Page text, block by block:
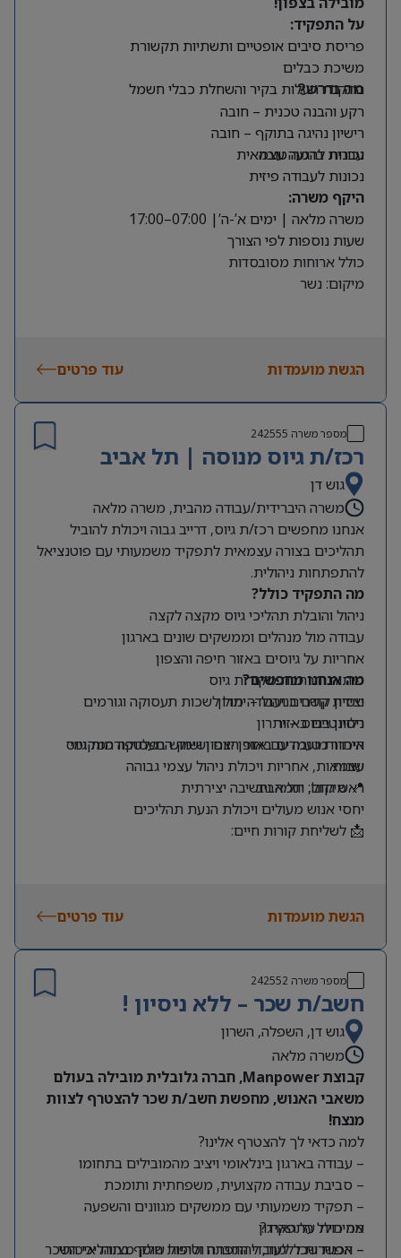
על התפקיד:
פריסת סיבים אופטיים ותשתיות תקשורת
משיכת כבלים
התקנת תעלות בקיר והשחלת כבלי חשמל
מה נדרש?
רקע והבנה טכנית – חובה
רישיון נהיגה בתוקף – חובה
עברית ברמה טובה
נכונות להגעה עצמאית
נכונות לעבודה פיזית
היקף משרה:
משרה מלאה | ימים א’-ה’| 07:00–17:00
שעות נוספות לפי הצורך
כולל ארוחות מסובסדות
מיקום: נשר
הגשת מועמדות עוד פרטים
מספר משרה 242555
רכז/ת גיוס מנוסה | תל אביב
גוש דן
משרה היברידית/עבודה מהבית, משרה מלאה
אנחנו מחפשים רכז/ת גיוס, דרייב גבוה ויכולת להוביל
תהליכים בצורה עצמאית לתפקיד משמעותי עם פוטנציאל
להתפתחות ניהולית.
מה התפקיד כולל?
ניהול והובלת תהליכי גיוס מקצה לקצה
עבודה מול מנהלים וממשקים שונים בארגון
אחריות על גיוסים באזור חיפה והצפון
פיתוח והרחבת מקורות גיוס
יצירת קשרים ועבודה מול לשכות תעסוקה וגורמים
רלוונטיים באזור
איתור מועמדים באופן יזום ושימוש בפלטפורמות גיוס
שונות
מה אנחנו מחפשים?
ניסיון קודם בניהול – יתרון
ניסיון בגיוס – יתרון
היכרות טובה עם אזור הצפון ושוק התעסוקה המקומי
עצמאות, אחריות ויכולת ניהול עצמי גבוהה
ראש גדול, יוזמה וחשיבה יצירתית
יחסי אנוש מעולים ויכולת הנעת תהליכים
📍 מיקום: תל אביב
📩 לשליחת קורות חיים:
הגשת מועמדות עוד פרטים
מספר משרה 242552
חשב/ת שכר – ללא ניסיון !
גוש דן, השפלה, השרון
משרה מלאה
קבוצת Manpower, חברה גלובלית מובילה בעולם
משאבי האנוש, מחפשת חשב/ת שכר להצטרף לצוות
מנצח!
למה כדאי לך להצטרף אלינו?
– עבודה בארגון בינלאומי ויציב מהמובילים בתחומו
– סביבת עבודה מקצועית, משפחתית ותומכת
– תפקיד משמעותי עם ממשקים מגוונים והשפעה
אמיתית על הארגון
– אפשרות ללמוד, להתפתח ולהיות חלק מצוות איכותי
מה כולל התפקיד?
– הכנת שכר לעובדי החברה וטיפול שוטף בתהליכי השכר